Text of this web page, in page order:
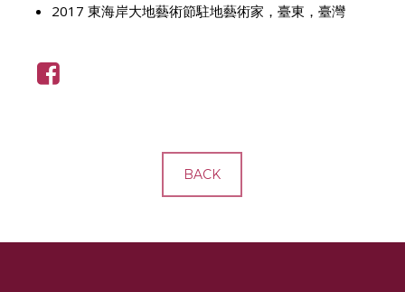
2017 東海岸大地藝術節駐地藝術家，臺東，臺灣
BACK